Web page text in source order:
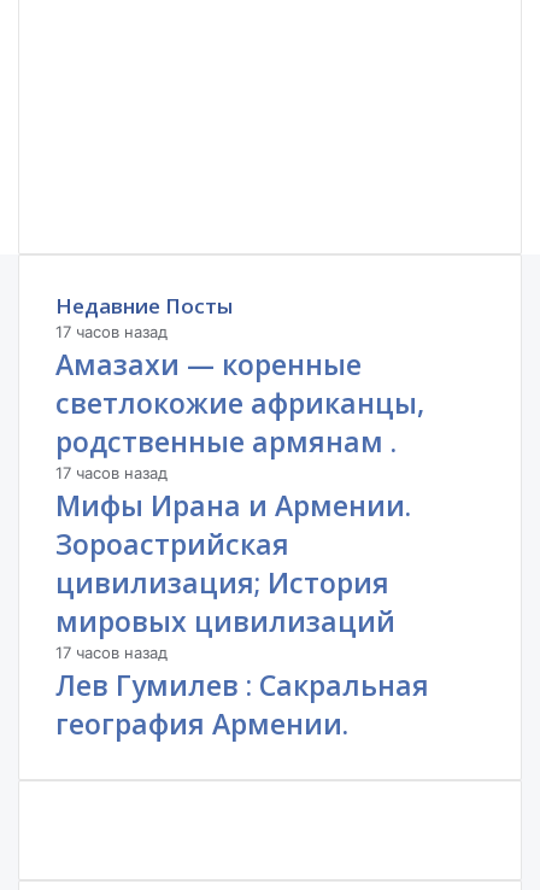
Недавние Посты
17 часов назад
Амазахи — коренные
светлокожие африканцы,
родственные армянам .
17 часов назад
Мифы Ирана и Армении.
Зороастрийская
цивилизация; История
мировых цивилизаций
17 часов назад
Лев Гумилев : Сакральная
география Армении.